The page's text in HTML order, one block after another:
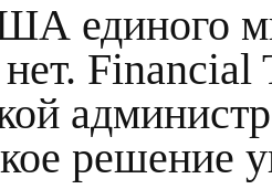
единого
Financial
решение